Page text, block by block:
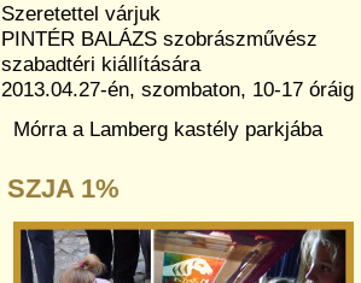
Szeretettel várjuk
PINTÉR BALÁZS szobrászművész
szabadtéri kiállítására
2013.04.27-én, szombaton, 10-17 óráig
Mórra a Lamberg kastély parkjába
SZJA 1%